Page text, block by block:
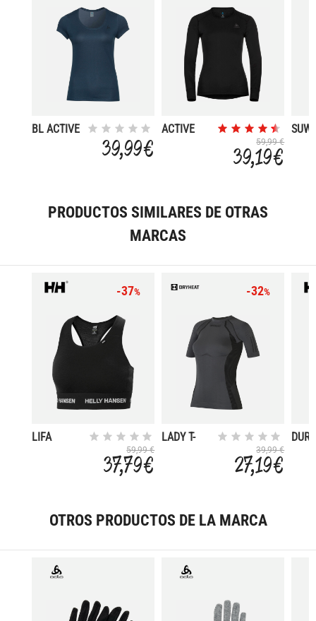
BL ACTIVE
39,99 €
ACTIVE
59,99 €
39,19 €
SUW
PRODUCTOS SIMILARES DE OTRAS
MARCAS
-37%
LIFA
59,99 €
37,79 €
-32%
LADY T-
39,99 €
27,19 €
OTROS PRODUCTOS DE LA MARCA